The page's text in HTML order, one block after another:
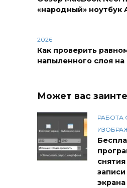
«народный» ноутбук
2026
Как проверить
напыленного слоя на
Может вас
РАБОТА
экрана